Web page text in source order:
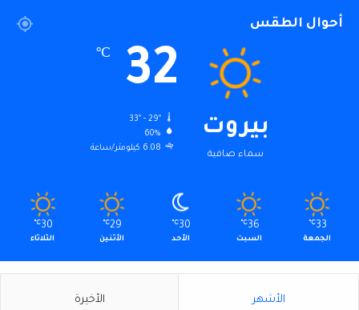
أحوال الطقس
بيروت
سماء صافية
32
℃
33º - 29º
60%
6.08 كيلومتر/ساعة
33
℃
الجمعة
36
℃
السبت
30
℃
الأحد
29
℃
الأثنين
30
℃
الثلاثاء
الأشهر الأخيرة